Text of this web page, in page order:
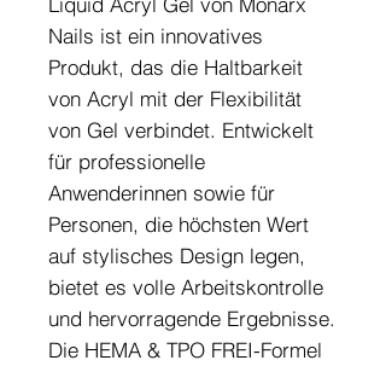
Nails ist ein innovatives
Produkt, das die Haltbarkeit
von Acryl mit der Flexibilität
von Gel verbindet. Entwickelt
für professionelle
Anwenderinnen sowie für
Personen, die höchsten Wert
auf stylisches Design legen,
bietet es volle Arbeitskontrolle
und hervorragende Ergebnisse.
Die HEMA & TPO FREI-Formel